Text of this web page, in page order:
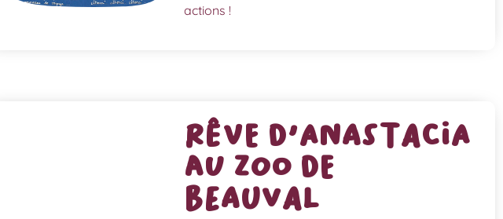
actions !
Rêve d'Anastacia
au Zoo de
Beauval